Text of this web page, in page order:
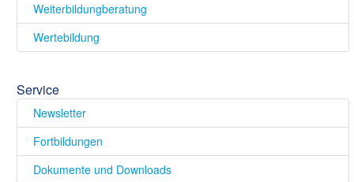
Weiterbildungberatung
Wertebildung
Service
Newsletter
Fortbildungen
Dokumente und Downloads